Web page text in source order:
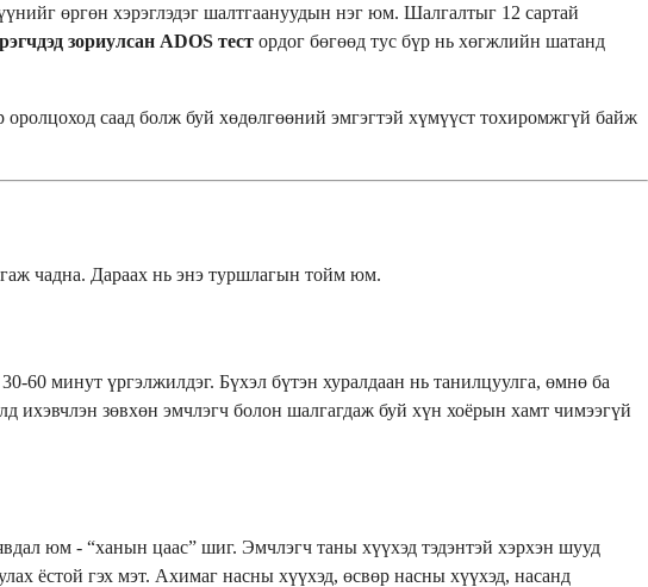
өргөн хэрэглэдэг шалтгаануудын нэг юм. Шалгалтыг 12 сартай
зориулсан ADOS тест ордог бөгөөд тус бүр нь хөгжлийн шатанд
оролцоход саад болж буй хөдөлгөөний эмгэгтэй хүмүүст тохиромжгүй байж
чадна. Дараах нь энэ туршлагын тойм юм.
60 минут үргэлжилдэг. Бүхэл бүтэн хуралдаан нь танилцуулга, өмнө ба
ихэвчлэн зөвхөн эмчлэгч болон шалгагдаж буй хүн хоёрын хамт чимээгүй
юм - “ханын цаас” шиг. Эмчлэгч таны хүүхэд тэдэнтэй хэрхэн шууд
ёстой гэх мэт. Ахимаг насны хүүхэд, өсвөр насны хүүхэд, насанд